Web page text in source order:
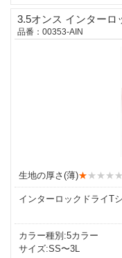
3.5オンス インターロ
品番：00353-AIN
生地の厚さ(薄)★★★★★
インターロックドライT
カラー種別:5カラー
サイズ:SS〜3L